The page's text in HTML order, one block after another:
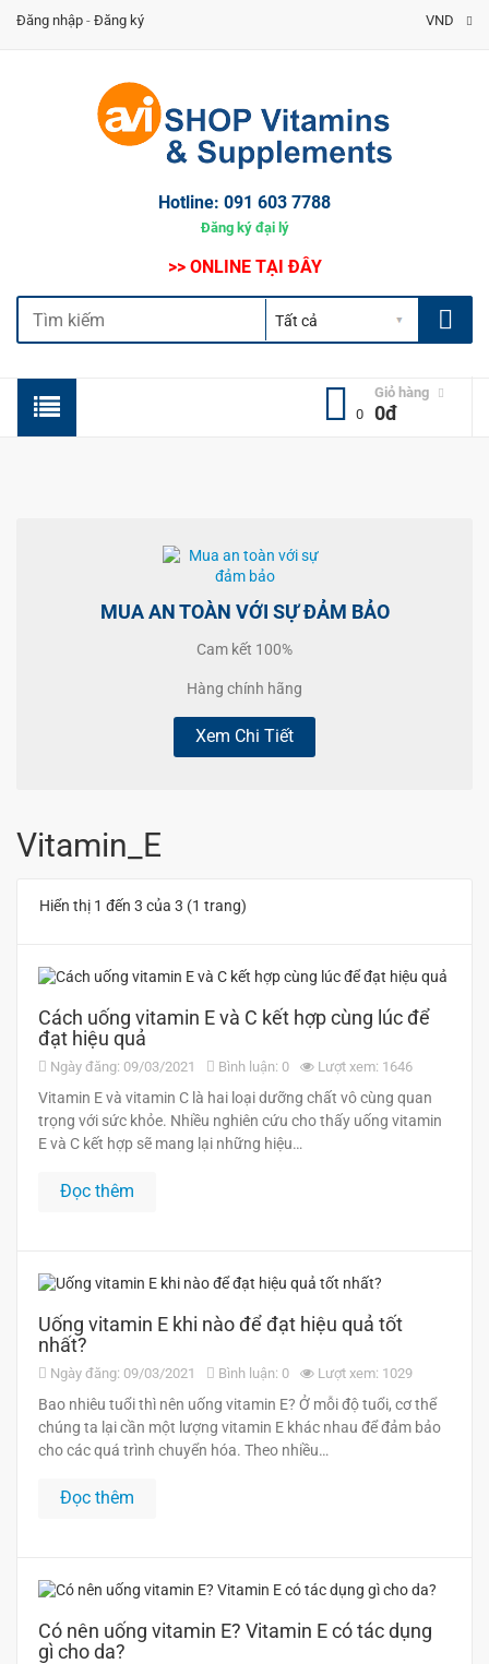
Đăng nhập - Đăng ký VND
Hotline: 091 603 7788
Đăng ký đại lý
>> ONLINE TẠI ĐÂY
Giỏ hàng
0
0đ
MUA AN TOÀN VỚI SỰ ĐẢM BẢO
Cam kết 100%
Hàng chính hãng
Xem Chi Tiết
Vitamin_E
Hiển thị 1 đến 3 của 3 (1 trang)
Cách uống vitamin E và C kết hợp cùng lúc để
đạt hiệu quả
Ngày đăng: 09/03/2021 Bình luận: 0 Lượt xem: 1646
Vitamin E và vitamin C là hai loại dưỡng chất vô cùng quan
trọng với sức khỏe. Nhiều nghiên cứu cho thấy uống vitamin
E và C kết hợp sẽ mang lại những hiệu…
Đọc thêm
Uống vitamin E khi nào để đạt hiệu quả tốt
nhất?
Ngày đăng: 09/03/2021 Bình luận: 0 Lượt xem: 1029
Bao nhiêu tuổi thì nên uống vitamin E? Ở mỗi độ tuổi, cơ thể
chúng ta lại cần một lượng vitamin E khác nhau để đảm bảo
cho các quá trình chuyển hóa. Theo nhiều…
Đọc thêm
Có nên uống vitamin E? Vitamin E có tác dụng
gì cho da?